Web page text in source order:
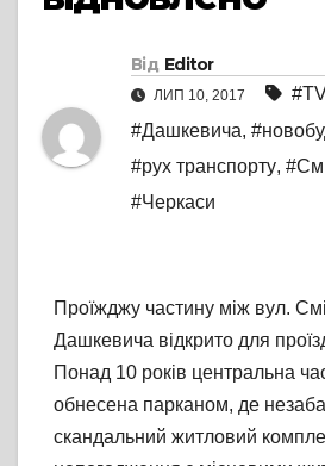
Від Editor
ЛИП 10, 2017
#Дашкевича,
#рух транспорту,
#Черкаси
Проїжджу частину між вул.
Дашкевича відкрито для
Понад 10 років центральна
обнесена парканом, де
скандальний житловий